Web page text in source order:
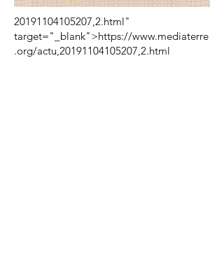
20191104105207,2.html"
target="_blank">https://www.mediaterre
.org/actu,20191104105207,2.html